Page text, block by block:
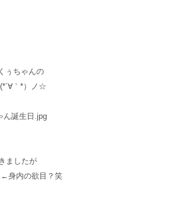
ぅちゃんの
｀*）ノ☆
ましたが
身内の欲目？笑